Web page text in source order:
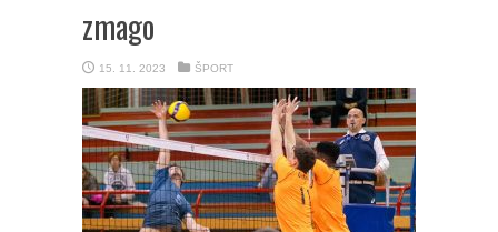
zmago
15. 11. 2023 ŠPORT